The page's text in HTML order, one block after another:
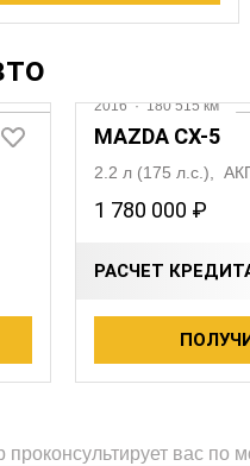
2016·180 515 км
MAZDA CX-5
2.2 л (175 л.с.),
1 780 000 ₽
РАСЧЕТ
вас по